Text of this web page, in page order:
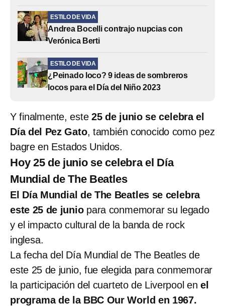
ESTILO DE VIDA
Andrea Bocelli contrajo nupcias con
Verónica Berti
ESTILO DE VIDA
¿Peinado loco? 9 ideas de sombreros
locos para el Día del Niño 2023
Y finalmente, este 25 de junio se celebra el
Día del Pez Gato, también conocido como pez
bagre en Estados Unidos.
Hoy 25 de junio se celebra el Día
Mundial de The Beatles
El Día Mundial de The Beatles se celebra
este 25 de junio para conmemorar su legado
y el impacto cultural de la banda de rock
inglesa.
La fecha del Día Mundial de The Beatles de
este 25 de junio, fue elegida para conmemorar
la participación del cuarteto de Liverpool en el
programa de la BBC Our World en 1967.